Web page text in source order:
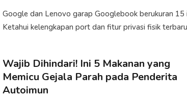
Google dan Lenovo garap Googlebook berukuran 15
Ketahui kelengkapan port dan fitur privasi fisik
Wajib Dihindari! Ini 5 Makanan yang
Memicu Gejala Parah pada Penderita
Autoimun